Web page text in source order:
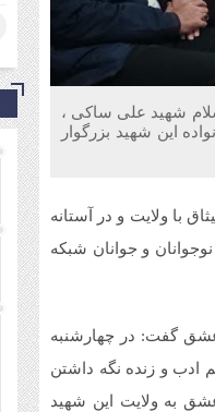
شهید علی ساکی ،
این شهید بزرگوار
با ولایت و در آستانه
و جوانان شبکه
گفت: در چهارشنبه
ادب و زنده نگه داشتن
به ولایت این شهید